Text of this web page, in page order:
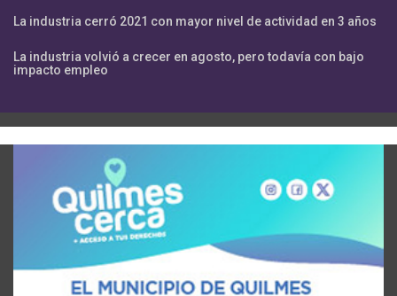
La industria cerró 2021 con mayor nivel de actividad en 3 años
La industria volvió a crecer en agosto, pero todavía con bajo
impacto empleo